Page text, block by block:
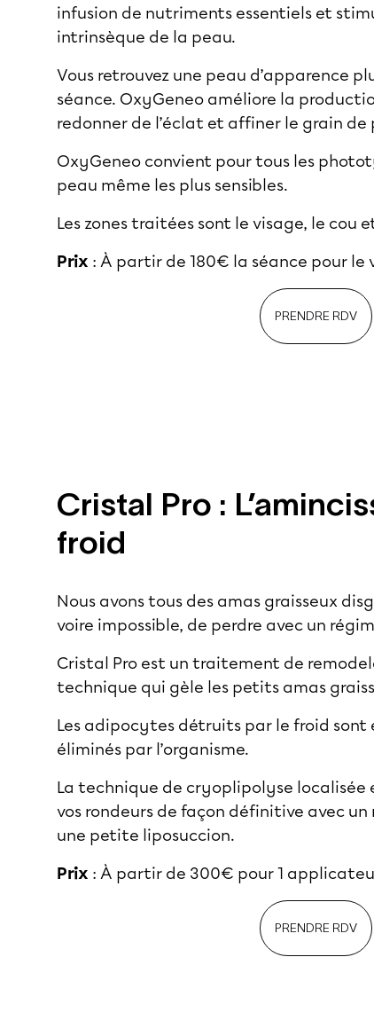
infusion de nutriments essentiels et
intrinsèque de la peau.
Vous retrouvez une peau d’apparence
séance. OxyGeneo améliore la
redonner de l’éclat et affiner le grain de
OxyGeneo convient pour tous les
peau même les plus sensibles.
Les zones traitées sont le visage, le cou
Prix : À partir de 180€ la séance pour le
PRENDRE RDV
Cristal Pro :
froid
Nous avons tous des amas graisseux
voire impossible, de perdre avec un
Cristal Pro est un traitement de
technique qui gèle les petits amas
Les adipocytes détruits par le froid
éliminés par l’organisme.
La technique de cryoplipolyse localisée
vos rondeurs de façon définitive avec
une petite liposuccion.
Prix : À partir de 300€ pour 1
PRENDRE RDV